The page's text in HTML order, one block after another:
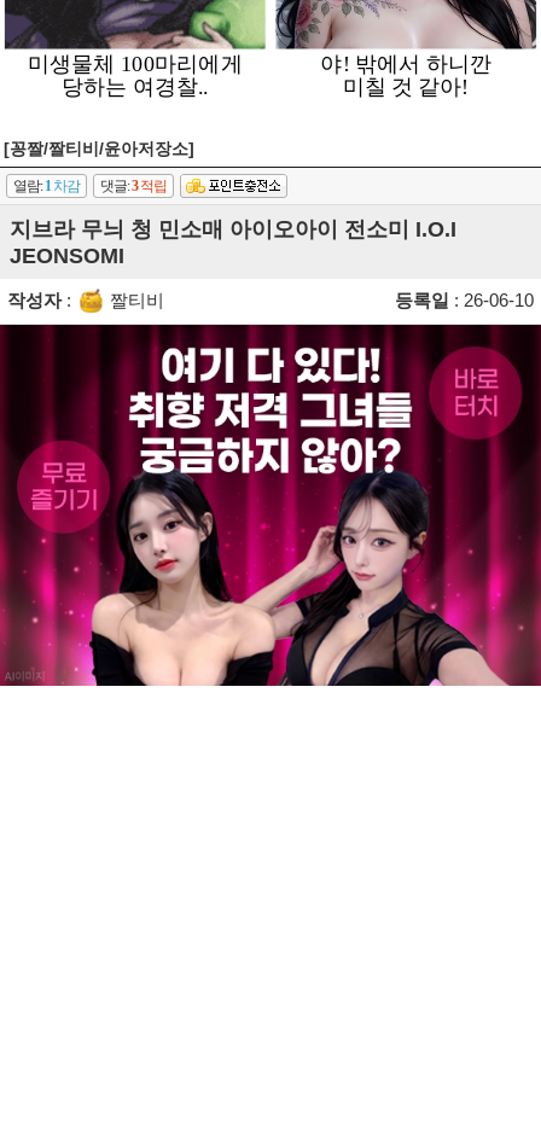
[꽁짤/짤티비/윤아저장소]
열람:1차감 댓글:3적립
지브라 무늬 청 민소매 아이오아이 전소미 I.O.I
JEONSOMI
작성자: 짤티비 등록일 : 26-06-10